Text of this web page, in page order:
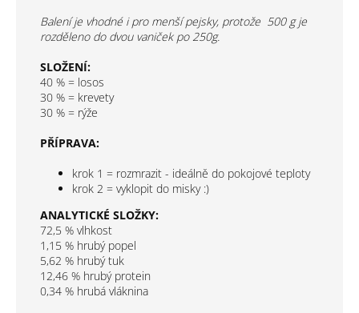
Balení je vhodné i pro menší pejsky, protože 500 g je
rozděleno do dvou vaniček po 250g.
SLOŽENÍ:
40 % = losos
30 % = krevety
30 % = rýže
PŘÍPRAVA:
krok 1 = rozmrazit - ideálně do pokojové teploty
krok 2 = vyklopit do misky :)
ANALYTICKÉ SLOŽKY:
72,5 % vlhkost
1,15 % hrubý popel
5,62 % hrubý tuk
12,46 % hrubý protein
0,34 % hrubá vláknina